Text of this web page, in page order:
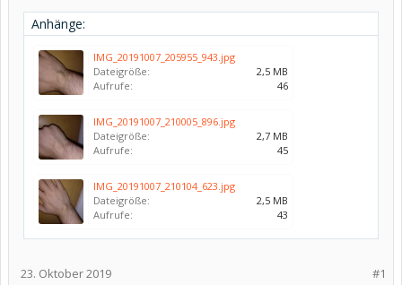
Anhänge:
IMG_20191007_205955_943.jpg
Dateigröße:
2,5 MB
Aufrufe:
46
IMG_20191007_210005_896.jpg
Dateigröße:
2,7 MB
Aufrufe:
45
IMG_20191007_210104_623.jpg
Dateigröße:
2,5 MB
Aufrufe:
43
#1
23. Oktober 2019